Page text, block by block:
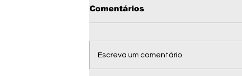
Comentários
Escreva um comentário